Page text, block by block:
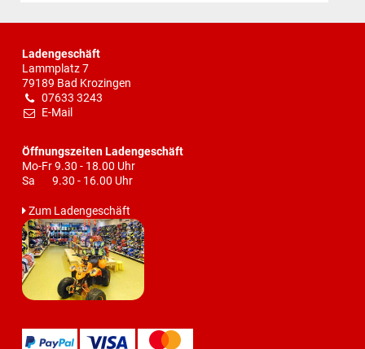
Ladengeschäft
Lammplatz 7
79189 Bad Krozingen
07633 3243
E-Mail
Öffnungszeiten Ladengeschäft
Mo-Fr 9.30 - 18.00 Uhr
Sa 9.30 - 16.00 Uhr
Zum Ladengeschäft